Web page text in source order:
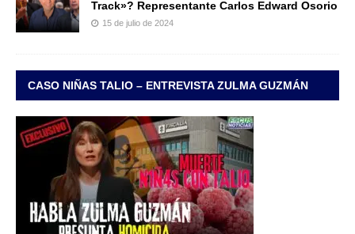
Track»? Representante Carlos Edward Osorio
15 de julio de 2024
CASO NIÑAS TALIO – ENTREVISTA ZULMA GUZMÁN